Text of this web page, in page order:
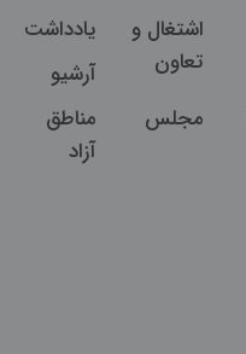
اشتغال و
تعاون
یادداشت
آرشیو
مجلس
مناطق
آزاد